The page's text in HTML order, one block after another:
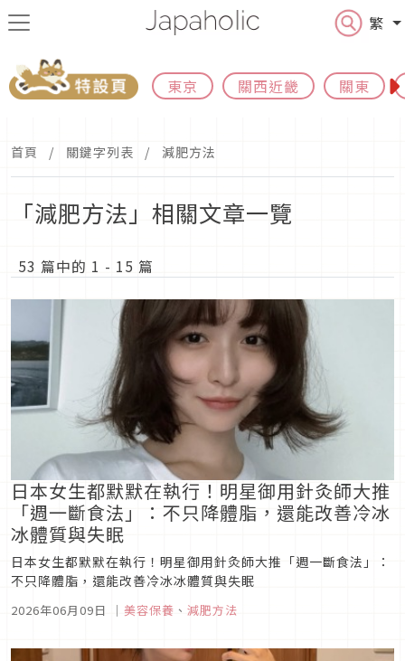
繁
東京 關西近畿 關東
首頁 關鍵字列表 減肥方法
「減肥方法」相關文章一覽
53 篇中的 1 - 15 篇
日本女生都默默在執行！明星御用針灸師大推
「週一斷食法」：不只降體脂，還能改善冷冰
冰體質與失眠
日本女生都默默在執行！明星御用針灸師大推「週一斷食法」：
不只降體脂，還能改善冷冰冰體質與失眠
2026年06月09日 ｜ 美容保養 、 減肥方法